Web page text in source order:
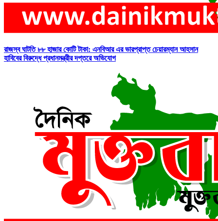
রাজস্ব ঘাটতি ৮৮ হাজার কোটি টাকা: এনবিআর এর ভারপ্রাপ্ত চেয়ারম্যান আহসান
হাবিবের বিরুদ্ধে প্রধানমন্ত্রীর দপ্তরে অভিযোগ